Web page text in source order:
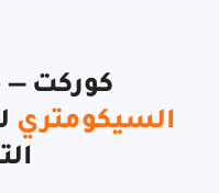
كوركت
السيكومتري